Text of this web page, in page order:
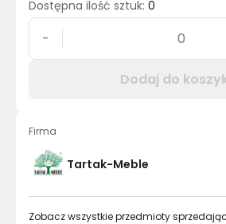
Dostępna ilość sztuk: 0
-
Dodaj do
Firma
Tartak-Meble
Zobacz wszystkie przedmioty